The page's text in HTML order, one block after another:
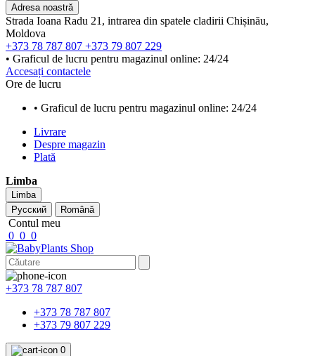
Adresa noastră
Strada Ioana Radu 21, intrarea din spatele cladirii Chișinău,
Moldova
+373 78 787 807 +373 79 807 229
• Graficul de lucru pentru magazinul online: 24/24
Accesați contactele
Ore de lucru
• Graficul de lucru pentru magazinul online: 24/24
Livrare
Despre magazin
Plată
Limba
Limba
Русский
Română
Contul meu
0 0 0
+373 78 787 807
+373 78 787 807
+373 79 807 229
0